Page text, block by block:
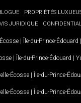
PROPRIÉTÉS
JURIDIQUE
| Île-du-Prince-Édouard |
| Île-du-Prince-Édouard |
Écosse | Île-du-Prince-
Écosse | Île-du-Prince-